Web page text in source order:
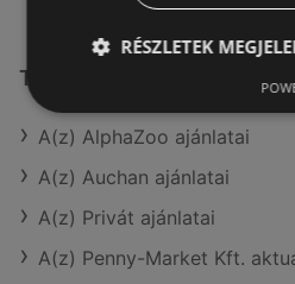
További linkek
A(z) AlphaZoo ajánlatai
A(z) Auchan ajánlatai
A(z) Privát ajánlatai
A(z) Penny-Market Kft.
RÉSZLETEK